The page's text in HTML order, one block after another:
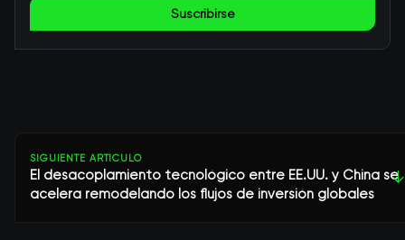
Suscribirse
SIGUIENTE ARTÍCULO
El desacoplamiento tecnológico entre EE.UU. y China se
acelera remodelando los flujos de inversión globales
↓